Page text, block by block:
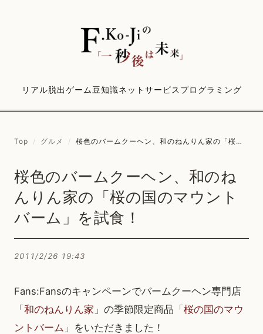
リアル脱出ゲーム豆知識ネットサービス プログラミング
Top / グルメ / 桜色のバームクーヘン、和のねんりん家の「桜の国のマウントバーム」を試食！
桜色のバームクーヘン、和のね
んりん家の「桜の国のマウント
バーム」を試食！
2011/2/26 19:43
Fans:Fansのキャンペーンでバームクーヘン専門店
「 和のねんりん家 」の季節限定商品「 桜の国のマウ
ントバーム 」をいただきました！